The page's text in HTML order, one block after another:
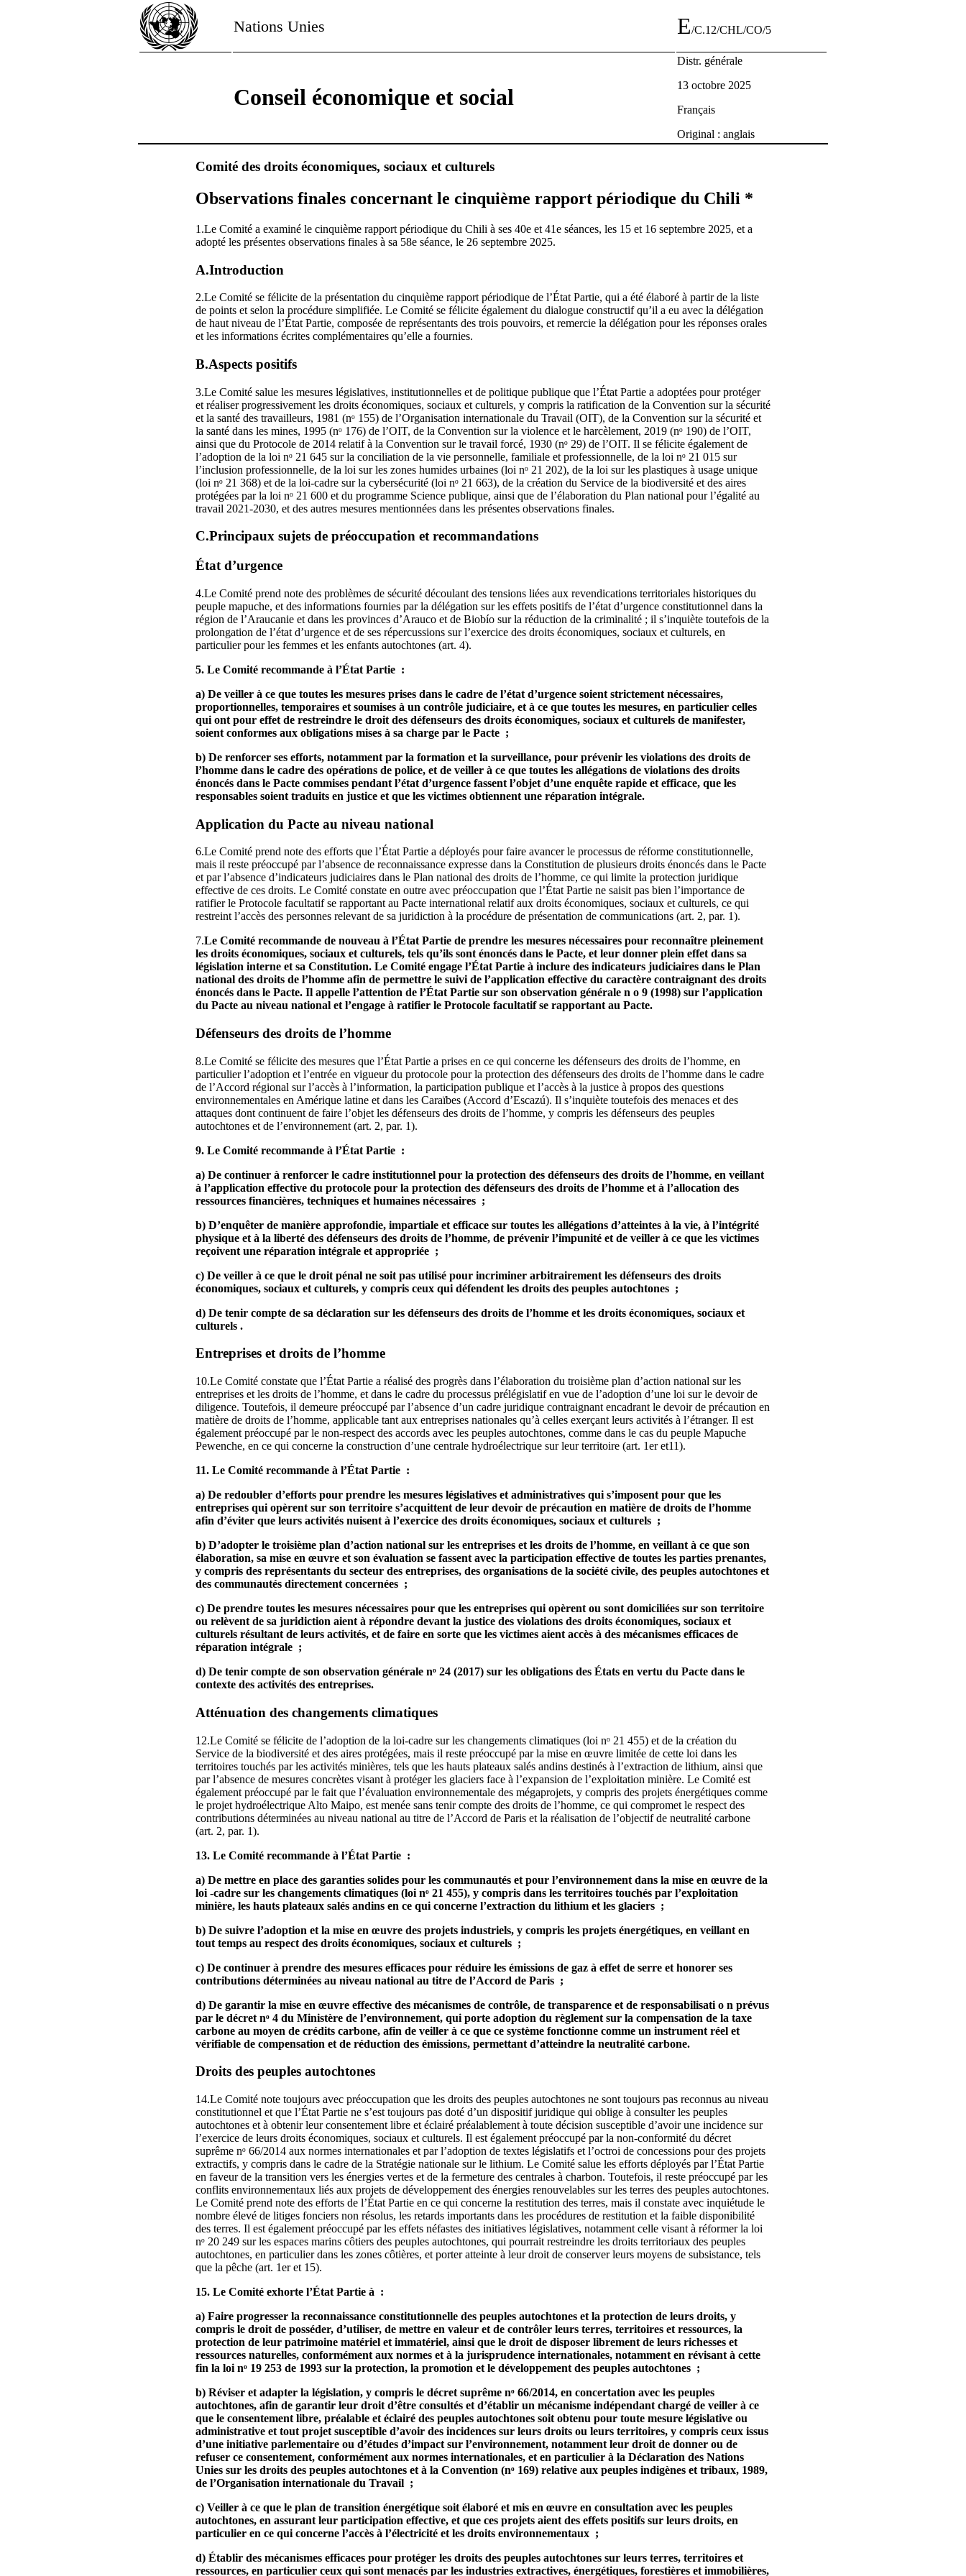
Nations Unies E/C.12/CHL/CO/5
Conseil économique et social
Distr. générale
13 octobre 2025
Français
Original : anglais
Comité des droits économiques, sociaux et culturels
Observations finales concernant le cinquième rapport périodique du Chili *
1.Le Comité a examiné le cinquième rapport périodique du Chili à ses 40e et 41e séances, les 15 et 16 septembre 2025, et a
adopté les présentes observations finales à sa 58e séance, le 26 septembre 2025.
A.Introduction
2.Le Comité se félicite de la présentation du cinquième rapport périodique de l’État Partie, qui a été élaboré à partir de la liste
de points et selon la procédure simplifiée. Le Comité se félicite également du dialogue constructif qu’il a eu avec la délégation
de haut niveau de l’État Partie, composée de représentants des trois pouvoirs, et remercie la délégation pour les réponses orales
et les informations écrites complémentaires qu’elle a fournies.
B.Aspects positifs
3.Le Comité salue les mesures législatives, institutionnelles et de politique publique que l’État Partie a adoptées pour protéger
et réaliser progressivement les droits économiques, sociaux et culturels, y compris la ratification de la Convention sur la sécurité
et la santé des travailleurs, 1981 (nᵒ 155) de l’Organisation internationale du Travail (OIT), de la Convention sur la sécurité et
la santé dans les mines, 1995 (nᵒ 176) de l’OIT, de la Convention sur la violence et le harcèlement, 2019 (nᵒ 190) de l’OIT,
ainsi que du Protocole de 2014 relatif à la Convention sur le travail forcé, 1930 (nᵒ 29) de l’OIT. Il se félicite également de
l’adoption de la loi nᵒ 21 645 sur la conciliation de la vie personnelle, familiale et professionnelle, de la loi nᵒ 21 015 sur
l’inclusion professionnelle, de la loi sur les zones humides urbaines (loi nᵒ 21 202), de la loi sur les plastiques à usage unique
(loi nᵒ 21 368) et de la loi-cadre sur la cybersécurité (loi nᵒ 21 663), de la création du Service de la biodiversité et des aires
protégées par la loi nᵒ 21 600 et du programme Science publique, ainsi que de l’élaboration du Plan national pour l’égalité au
travail 2021-2030, et des autres mesures mentionnées dans les présentes observations finales.
C.Principaux sujets de préoccupation et recommandations
État d’urgence
4.Le Comité prend note des problèmes de sécurité découlant des tensions liées aux revendications territoriales historiques du
peuple mapuche, et des informations fournies par la délégation sur les effets positifs de l’état d’urgence constitutionnel dans la
région de l’Araucanie et dans les provinces d’Arauco et de Biobío sur la réduction de la criminalité ; il s’inquiète toutefois de la
prolongation de l’état d’urgence et de ses répercussions sur l’exercice des droits économiques, sociaux et culturels, en
particulier pour les femmes et les enfants autochtones (art. 4).
5. Le Comité recommande à l’État Partie :
a) De veiller à ce que toutes les mesures prises dans le cadre de l’état d’urgence soient strictement nécessaires,
proportionnelles, temporaires et soumises à un contrôle judiciaire, et à ce que toutes les mesures, en particulier celles
qui ont pour effet de restreindre le droit des défenseurs des droits économiques, sociaux et culturels de manifester,
soient conformes aux obligations mises à sa charge par le Pacte ;
b) De renforcer ses efforts, notamment par la formation et la surveillance, pour prévenir les violations des droits de
l’homme dans le cadre des opérations de police, et de veiller à ce que toutes les allégations de violations des droits
énoncés dans le Pacte commises pendant l’état d’urgence fassent l’objet d’une enquête rapide et efficace, que les
responsables soient traduits en justice et que les victimes obtiennent une réparation intégrale.
Application du Pacte au niveau national
6.Le Comité prend note des efforts que l’État Partie a déployés pour faire avancer le processus de réforme constitutionnelle,
mais il reste préoccupé par l’absence de reconnaissance expresse dans la Constitution de plusieurs droits énoncés dans le Pacte
et par l’absence d’indicateurs judiciaires dans le Plan national des droits de l’homme, ce qui limite la protection juridique
effective de ces droits. Le Comité constate en outre avec préoccupation que l’État Partie ne saisit pas bien l’importance de
ratifier le Protocole facultatif se rapportant au Pacte international relatif aux droits économiques, sociaux et culturels, ce qui
restreint l’accès des personnes relevant de sa juridiction à la procédure de présentation de communications (art. 2, par. 1).
7.Le Comité recommande de nouveau à l’État Partie de prendre les mesures nécessaires pour reconnaître pleinement
les droits économiques, sociaux et culturels, tels qu’ils sont énoncés dans le Pacte, et leur donner plein effet dans sa
législation interne et sa Constitution. Le Comité engage l’État Partie à inclure des indicateurs judiciaires dans le Plan
national des droits de l’homme afin de permettre le suivi de l’application effective du caractère contraignant des droits
énoncés dans le Pacte. Il appelle l’attention de l’État Partie sur son observation générale n o 9 (1998) sur l’application
du Pacte au niveau national et l’engage à ratifier le Protocole facultatif se rapportant au Pacte.
Défenseurs des droits de l’homme
8.Le Comité se félicite des mesures que l’État Partie a prises en ce qui concerne les défenseurs des droits de l’homme, en
particulier l’adoption et l’entrée en vigueur du protocole pour la protection des défenseurs des droits de l’homme dans le cadre
de l’Accord régional sur l’accès à l’information, la participation publique et l’accès à la justice à propos des questions
environnementales en Amérique latine et dans les Caraïbes (Accord d’Escazú). Il s’inquiète toutefois des menaces et des
attaques dont continuent de faire l’objet les défenseurs des droits de l’homme, y compris les défenseurs des peuples
autochtones et de l’environnement (art. 2, par. 1).
9. Le Comité recommande à l’État Partie :
a) De continuer à renforcer le cadre institutionnel pour la protection des défenseurs des droits de l’homme, en veillant
à l’application effective du protocole pour la protection des défenseurs des droits de l’homme et à l’allocation des
ressources financières, techniques et humaines nécessaires ;
b) D’enquêter de manière approfondie, impartiale et efficace sur toutes les allégations d’atteintes à la vie, à l’intégrité
physique et à la liberté des défenseurs des droits de l’homme, de prévenir l’impunité et de veiller à ce que les victimes
reçoivent une réparation intégrale et appropriée ;
c) De veiller à ce que le droit pénal ne soit pas utilisé pour incriminer arbitrairement les défenseurs des droits
économiques, sociaux et culturels, y compris ceux qui défendent les droits des peuples autochtones ;
d) De tenir compte de sa déclaration sur les défenseurs des droits de l’homme et les droits économiques, sociaux et
culturels .
Entreprises et droits de l’homme
10.Le Comité constate que l’État Partie a réalisé des progrès dans l’élaboration du troisième plan d’action national sur les
entreprises et les droits de l’homme, et dans le cadre du processus prélégislatif en vue de l’adoption d’une loi sur le devoir de
diligence. Toutefois, il demeure préoccupé par l’absence d’un cadre juridique contraignant encadrant le devoir de précaution en
matière de droits de l’homme, applicable tant aux entreprises nationales qu’à celles exerçant leurs activités à l’étranger. Il est
également préoccupé par le non-respect des accords avec les peuples autochtones, comme dans le cas du peuple Mapuche
Pewenche, en ce qui concerne la construction d’une centrale hydroélectrique sur leur territoire (art. 1er et11).
11. Le Comité recommande à l’État Partie :
a) De redoubler d’efforts pour prendre les mesures législatives et administratives qui s’imposent pour que les
entreprises qui opèrent sur son territoire s’acquittent de leur devoir de précaution en matière de droits de l’homme
afin d’éviter que leurs activités nuisent à l’exercice des droits économiques, sociaux et culturels ;
b) D’adopter le troisième plan d’action national sur les entreprises et les droits de l’homme, en veillant à ce que son
élaboration, sa mise en œuvre et son évaluation se fassent avec la participation effective de toutes les parties prenantes,
y compris des représentants du secteur des entreprises, des organisations de la société civile, des peuples autochtones et
des communautés directement concernées ;
c) De prendre toutes les mesures nécessaires pour que les entreprises qui opèrent ou sont domiciliées sur son territoire
ou relèvent de sa juridiction aient à répondre devant la justice des violations des droits économiques, sociaux et
culturels résultant de leurs activités, et de faire en sorte que les victimes aient accès à des mécanismes efficaces de
réparation intégrale ;
d) De tenir compte de son observation générale nᵒ 24 (2017) sur les obligations des États en vertu du Pacte dans le
contexte des activités des entreprises.
Atténuation des changements climatiques
12.Le Comité se félicite de l’adoption de la loi-cadre sur les changements climatiques (loi nᵒ 21 455) et de la création du
Service de la biodiversité et des aires protégées, mais il reste préoccupé par la mise en œuvre limitée de cette loi dans les
territoires touchés par les activités minières, tels que les hauts plateaux salés andins destinés à l’extraction de lithium, ainsi que
par l’absence de mesures concrètes visant à protéger les glaciers face à l’expansion de l’exploitation minière. Le Comité est
également préoccupé par le fait que l’évaluation environnementale des mégaprojets, y compris des projets énergétiques comme
le projet hydroélectrique Alto Maipo, est menée sans tenir compte des droits de l’homme, ce qui compromet le respect des
contributions déterminées au niveau national au titre de l’Accord de Paris et la réalisation de l’objectif de neutralité carbone
(art. 2, par. 1).
13. Le Comité recommande à l’État Partie :
a) De mettre en place des garanties solides pour les communautés et pour l’environnement dans la mise en œuvre de la
loi ‑cadre sur les changements climatiques (loi nᵒ 21 455), y compris dans les territoires touchés par l’exploitation
minière, les hauts plateaux salés andins en ce qui concerne l’extraction du lithium et les glaciers ;
b) De suivre l’adoption et la mise en œuvre des projets industriels, y compris les projets énergétiques, en veillant en
tout temps au respect des droits économiques, sociaux et culturels ;
c) De continuer à prendre des mesures efficaces pour réduire les émissions de gaz à effet de serre et honorer ses
contributions déterminées au niveau national au titre de l’Accord de Paris ;
d) De garantir la mise en œuvre effective des mécanismes de contrôle, de transparence et de responsabilisati o n prévus
par le décret nᵒ 4 du Ministère de l’environnement, qui porte adoption du règlement sur la compensation de la taxe
carbone au moyen de crédits carbone, afin de veiller à ce que ce système fonctionne comme un instrument réel et
vérifiable de compensation et de réduction des émissions, permettant d’atteindre la neutralité carbone.
Droits des peuples autochtones
14.Le Comité note toujours avec préoccupation que les droits des peuples autochtones ne sont toujours pas reconnus au niveau
constitutionnel et que l’État Partie ne s’est toujours pas doté d’un dispositif juridique qui oblige à consulter les peuples
autochtones et à obtenir leur consentement libre et éclairé préalablement à toute décision susceptible d’avoir une incidence sur
l’exercice de leurs droits économiques, sociaux et culturels. Il est également préoccupé par la non-conformité du décret
suprême nᵒ 66/2014 aux normes internationales et par l’adoption de textes législatifs et l’octroi de concessions pour des projets
extractifs, y compris dans le cadre de la Stratégie nationale sur le lithium. Le Comité salue les efforts déployés par l’État Partie
en faveur de la transition vers les énergies vertes et de la fermeture des centrales à charbon. Toutefois, il reste préoccupé par les
conflits environnementaux liés aux projets de développement des énergies renouvelables sur les terres des peuples autochtones.
Le Comité prend note des efforts de l’État Partie en ce qui concerne la restitution des terres, mais il constate avec inquiétude le
nombre élevé de litiges fonciers non résolus, les retards importants dans les procédures de restitution et la faible disponibilité
des terres. Il est également préoccupé par les effets néfastes des initiatives législatives, notamment celle visant à réformer la loi
nᵒ 20 249 sur les espaces marins côtiers des peuples autochtones, qui pourrait restreindre les droits territoriaux des peuples
autochtones, en particulier dans les zones côtières, et porter atteinte à leur droit de conserver leurs moyens de subsistance, tels
que la pêche (art. 1er et 15).
15. Le Comité exhorte l’État Partie à :
a) Faire progresser la reconnaissance constitutionnelle des peuples autochtones et la protection de leurs droits, y
compris le droit de posséder, d’utiliser, de mettre en valeur et de contrôler leurs terres, territoires et ressources, la
protection de leur patrimoine matériel et immatériel, ainsi que le droit de disposer librement de leurs richesses et
ressources naturelles, conformément aux normes et à la jurisprudence internationales, notamment en révisant à cette
fin la loi nᵒ 19 253 de 1993 sur la protection, la promotion et le développement des peuples autochtones ;
b) Réviser et adapter la législation, y compris le décret suprême nᵒ 66/2014, en concertation avec les peuples
autochtones, afin de garantir leur droit d’être consultés et d’établir un mécanisme indépendant chargé de veiller à ce
que le consentement libre, préalable et éclairé des peuples autochtones soit obtenu pour toute mesure législative ou
administrative et tout projet susceptible d’avoir des incidences sur leurs droits ou leurs territoires, y compris ceux issus
d’une initiative parlementaire ou d’études d’impact sur l’environnement, notamment leur droit de donner ou de
refuser ce consentement, conformément aux normes internationales, et en particulier à la Déclaration des Nations
Unies sur les droits des peuples autochtones et à la Convention (nᵒ 169) relative aux peuples indigènes et tribaux, 1989,
de l’Organisation internationale du Travail ;
c) Veiller à ce que le plan de transition énergétique soit élaboré et mis en œuvre en consultation avec les peuples
autochtones, en assurant leur participation effective, et que ces projets aient des effets positifs sur leurs droits, en
particulier en ce qui concerne l’accès à l’électricité et les droits environnementaux ;
d) Établir des mécanismes efficaces pour protéger les droits des peuples autochtones sur leurs terres, territoires et
ressources, en particulier ceux qui sont menacés par les industries extractives, énergétiques, forestières et immobilières,